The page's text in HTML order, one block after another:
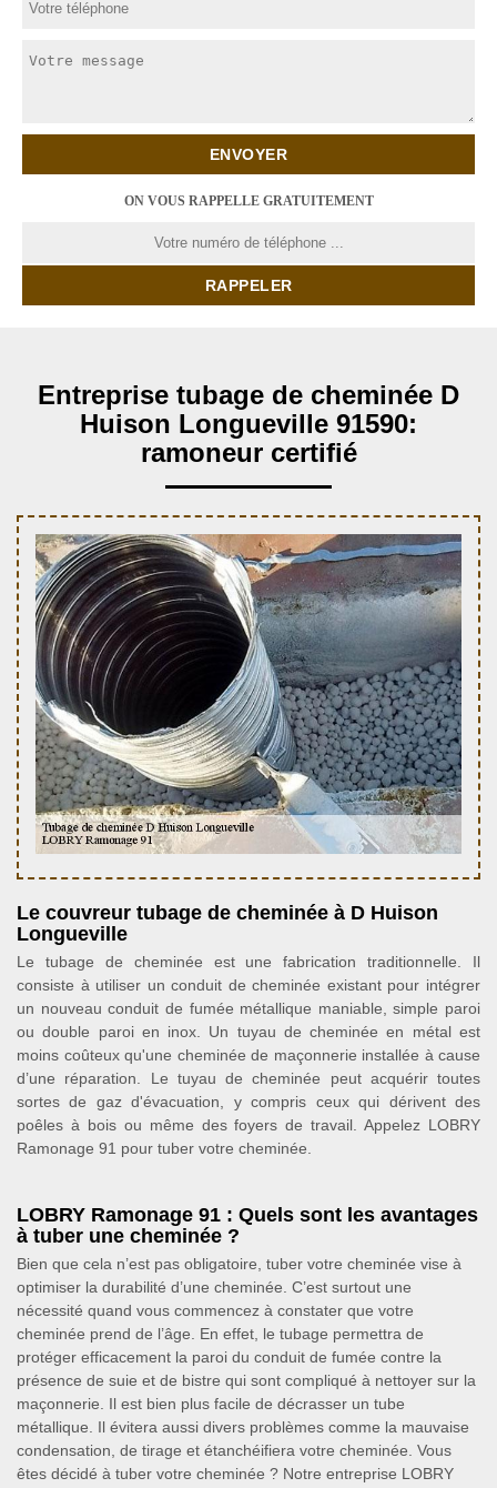
ON VOUS RAPPELLE GRATUITEMENT
Entreprise tubage de cheminée D
Huison Longueville 91590:
ramoneur certifié
Le couvreur tubage de cheminée à D Huison
Longueville
Le tubage de cheminée est une fabrication traditionnelle. Il
consiste à utiliser un conduit de cheminée existant pour intégrer
un nouveau conduit de fumée métallique maniable, simple paroi
ou double paroi en inox. Un tuyau de cheminée en métal est
moins coûteux qu'une cheminée de maçonnerie installée à cause
d’une réparation. Le tuyau de cheminée peut acquérir toutes
sortes de gaz d'évacuation, y compris ceux qui dérivent des
poêles à bois ou même des foyers de travail. Appelez LOBRY
Ramonage 91 pour tuber votre cheminée.
LOBRY Ramonage 91 : Quels sont les avantages
à tuber une cheminée ?
Bien que cela n’est pas obligatoire, tuber votre cheminée vise à
optimiser la durabilité d’une cheminée. C’est surtout une
nécessité quand vous commencez à constater que votre
cheminée prend de l’âge. En effet, le tubage permettra de
protéger efficacement la paroi du conduit de fumée contre la
présence de suie et de bistre qui sont compliqué à nettoyer sur la
maçonnerie. Il est bien plus facile de décrasser un tube
métallique. Il évitera aussi divers problèmes comme la mauvaise
condensation, de tirage et étanchéifiera votre cheminée. Vous
êtes décidé à tuber votre cheminée ? Notre entreprise LOBRY